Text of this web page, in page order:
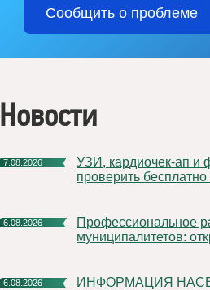
Сообщить о проблеме
Новости
7.08.2026
УЗИ, кардиочек-ап и флюорограф: что можно успеть
проверить
6.08.2026
Профессиональное развитие в цифровом университете
муниципалитетов:
6.08.2026 ИНФОРМАЦИЯ